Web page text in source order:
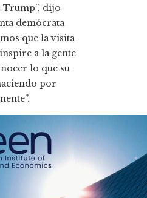
Trump”, dijo
demócrata
que la visita
a la gente
lo que su
por